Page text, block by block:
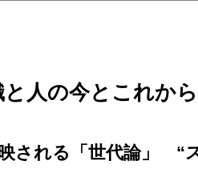
と人の今とこれから
される「世代論」 “